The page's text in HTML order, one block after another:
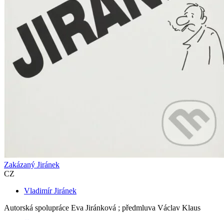
Zakázaný Jiránek
CZ
Vladimír Jiránek
Autorská spolupráce Eva Jiránková ; předmluva Václav Klaus